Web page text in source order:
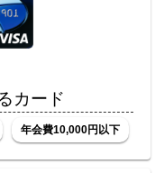
カード
年会費10,000円以下